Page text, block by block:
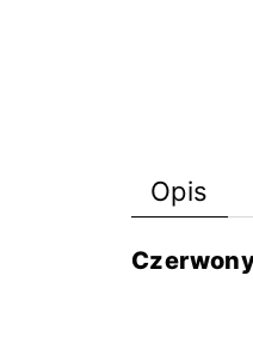
Opis